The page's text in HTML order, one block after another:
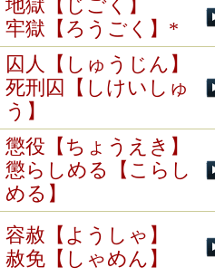
地獄【じごく】
牢獄【ろうごく】*
囚人【しゅうじん】
死刑囚【しけいしゅ
う】
懲役【ちょうえき】
懲らしめる【こらし
める】
容赦【ようしゃ】
赦免【しゃめん】